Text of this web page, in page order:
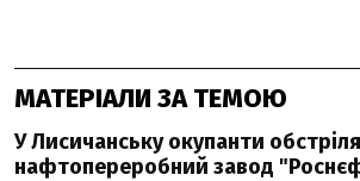
МАТЕРІАЛИ ЗА ТЕМОЮ
У Лисичанську окупанти
нафтопереробний завод